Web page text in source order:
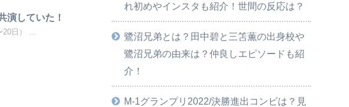
演していた！
20日） ...
れ初めやインスタも紹介！世間の反応は？
鷺沼兄弟とは？田中碧と三笘薫の出身校や
鷺沼兄弟の由来は？仲良しエピソードも紹
介！
M-1グランプリ2022/決勝進出コンビは？見